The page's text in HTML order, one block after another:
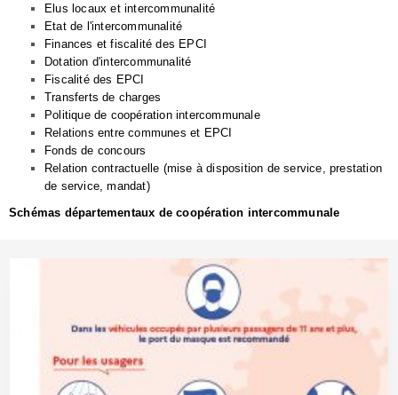
Elus locaux et intercommunalité
Etat de l'intercommunalité
Finances et fiscalité des EPCI
Dotation d'intercommunalité
Fiscalité des EPCI
Transferts de charges
Politique de coopération intercommunale
Relations entre communes et EPCI
Fonds de concours
Relation contractuelle (mise à disposition de service, prestation
de service, mandat)
Schémas départementaux de coopération intercommunale